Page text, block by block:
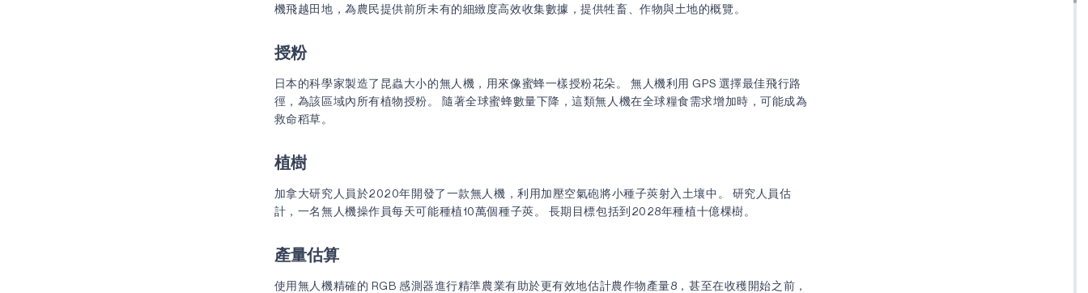
機飛越田地，為農民提供前所未有的細緻度高效收集數據，提供牲畜、作物與土地的概覽。
授粉
日本的科學家製造了昆蟲大小的無人機，用來像蜜蜂一樣授粉花朵。 無人機利用 GPS 選擇最佳飛行路
徑，為該區域內所有植物授粉。 隨著全球蜜蜂數量下降，這類無人機在全球糧食需求增加時，可能成為
救命稻草。
植樹
加拿大研究人員於2020年開發了一款無人機，利用加壓空氣砲將小種子莢射入土壤中。 研究人員估
計，一名無人機操作員每天可能種植10萬個種子莢。 長期目標包括到2028年種植十億棵樹。
產量估算
使用無人機精確的 RGB 感測器進行精準農業有助於更有效地估計農作物產量8，甚至在收穫開始之前，